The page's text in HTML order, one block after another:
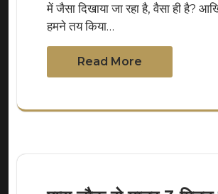
में जैसा दिखाया जा रहा है, वैसा ही है?
हमने तय किया…
Read More